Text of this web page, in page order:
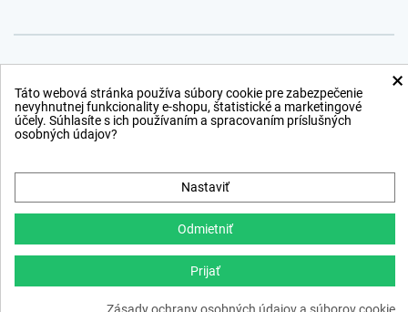
×
Táto webová stránka používa súbory cookie pre zabezpečenie
nevyhnutnej funkcionality e-shopu, štatistické a marketingové
účely. Súhlasíte s ich používaním a spracovaním príslušných
osobných údajov?
Nastaviť
Odmietniť
Prijať